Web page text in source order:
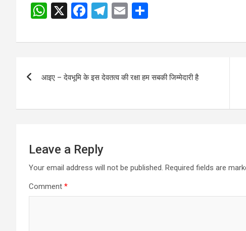
Post
W
at
A
p
X
F
ce
o
k
T
e
a
E
ail ar
navigation
आइए – देवभूमि के इस देवतत्व की रक्षा हम सबकी जिम्मेदारी है
Leave a Reply
Your email address will not be published. Required fields are
Comment *